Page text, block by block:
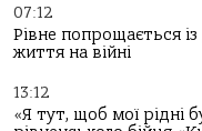
07:12
Рівне попрощається
життя на війні
13:12
«Я тут, щоб мої рідні